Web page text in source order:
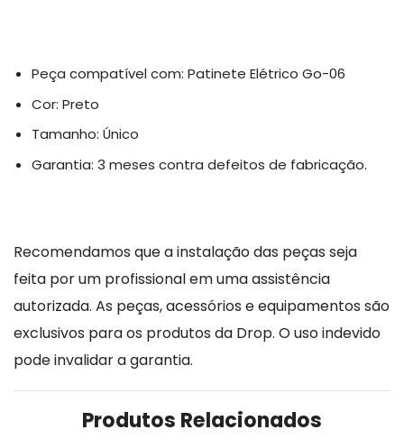
Peça compatível com: Patinete Elétrico Go-06
Cor: Preto
Tamanho: Único
Garantia: 3 meses contra defeitos de fabricação.
Recomendamos que a instalação das peças seja
feita por um profissional em uma assistência
autorizada. As peças, acessórios e equipamentos são
exclusivos para os produtos da Drop. O uso indevido
pode invalidar a garantia.
Produtos Relacionados